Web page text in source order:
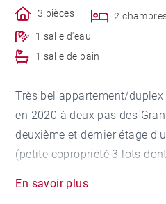
3 pièces
2
1 salle d'eau
1 salle de bain
Très bel appartement/
en 2020 à deux pas des
deuxième et dernier étage
(petite copropriété 3 lots
plafond cathédrale, une
En savoir plus